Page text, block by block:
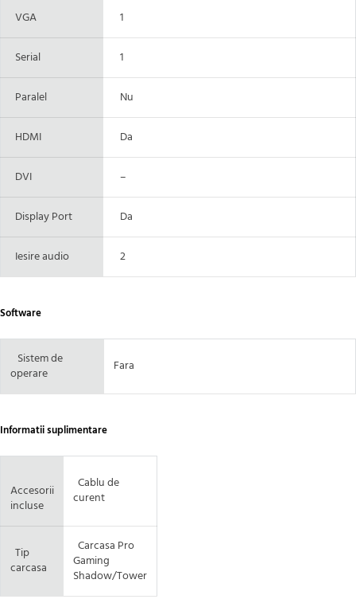
VGA 1
Serial 1
Paralel Nu
HDMI Da
DVI –
Display Port Da
Iesire audio 2
Software
Sistem de
operare
Fara
Informatii suplimentare
Accesorii
incluse
Cablu de
curent
Tip
carcasa
Carcasa Pro
Gaming
Shadow/Tower